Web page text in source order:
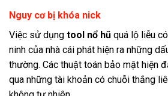
Nguy cơ bị khóa nick
Việc sử dụng tool nổ hũ quá lộ liễu
ninh của nhà cái phát hiện ra những
thường. Các thuật toán bảo mật hiện
qua những tài khoản có chuỗi thắng